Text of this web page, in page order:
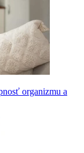
organizmu a